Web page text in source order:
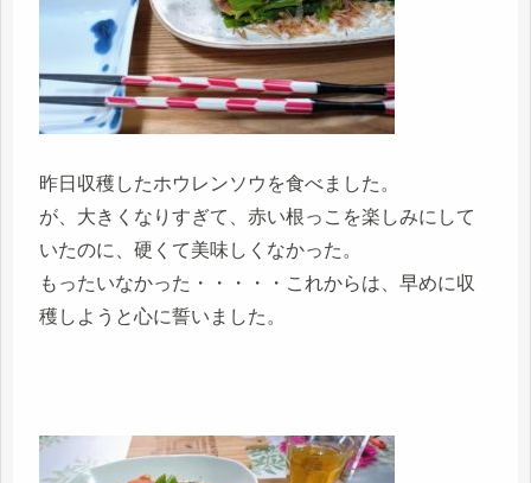
昨日収穫したホウレンソウを食べました。
が、大きくなりすぎて、赤い根っこを楽しみにして
いたのに、硬くて美味しくなかった。
もったいなかった・・・・・これからは、早めに収
穫しようと心に誓いました。